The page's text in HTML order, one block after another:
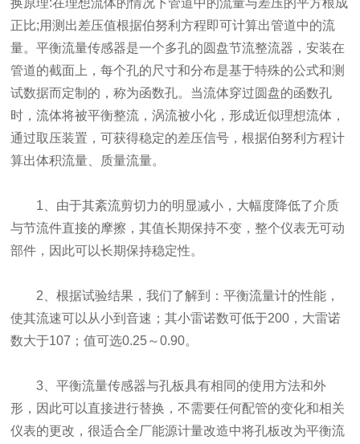
换原理:在理想流体的情况下管道中的流量与差压的平方根成
正比;用测出差压值根据伯努利方程即可计算出管道中的流
量。平衡流量传感器是一个多孔的圆盘节流整流器，安装在
管道的截面上，每个孔的尺寸和分布是基于特殊的公式和测
试数据而定制的，称为函数孔。当流体穿过圆盘的函数孔
时，流体将被平衡整流，涡流被小化，形成近似理想流体，
通过取压装置，可获得稳定的差压信号，根据伯努利方程计
算出体积流量、质量流量。
1、由于其紊流剪切力的明显减小，大幅度降低了介质
与节流件直接的摩擦，其值长期保持不变，整个仪表无可动
部件，因此可以长期保持稳定性。
2、根据试验结果，我们了解到：平衡流量计的性能，
使其流速可以从小到音速；其小雷诺数可低于200，大雷诺
数大于107；值可选0.25～0.90。
3、平衡流量传感器与孔板具有相同的使用方法和外
形，因此可以直接进行替换，不需要任何配管的变化和相关
仪表的更改，很适合全厂能源计量改造中将孔板改为平衡流